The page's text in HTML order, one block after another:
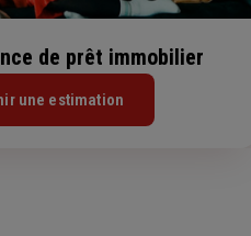
de prêt immobilier
une estimation